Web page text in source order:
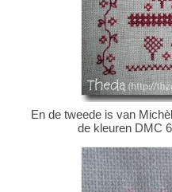
En de tweede is van
de kleuren DMC